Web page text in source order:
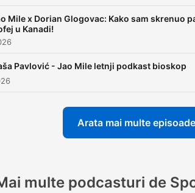
kroz teme
košarke na
uvid u život
Angažovanje
životu i
Mile x Dorian Glogovac: Kako sam skrenuo
u Kanadi!
Pavlović - Jao Mile letnji podkast bioskop
Arata mai multe episoade
multe podcasturi de